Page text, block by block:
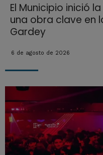
El Municipio inició
una obra clave en
Gardey
6 de agosto de 2026